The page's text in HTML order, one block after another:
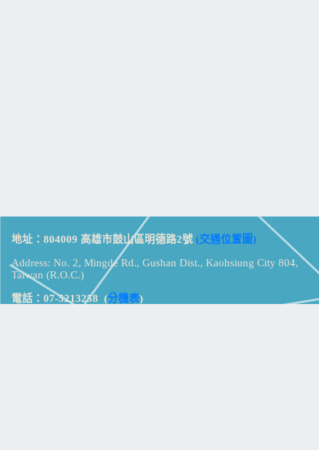
地址：804009 高雄市鼓山區明德路2號 (交通位置圖)
Address: No. 2, Mingde Rd., Gushan Dist., Kaohsiung City 804,
Taiwan (R.O.C.)
電話：07-5213258 (分機表)